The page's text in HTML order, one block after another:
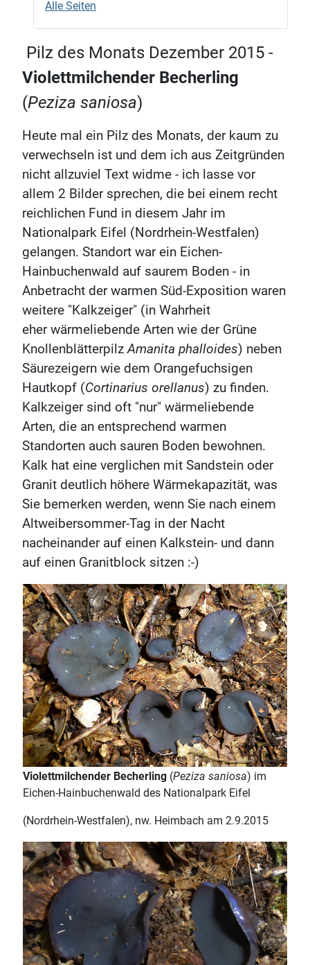
Alle Seiten
Pilz des Monats Dezember 2015 -
Violettmilchender Becherling
(Peziza saniosa)
Heute mal ein Pilz des Monats, der kaum zu
verwechseln ist und dem ich aus Zeitgründen
nicht allzuviel Text widme - ich lasse vor
allem 2 Bilder sprechen, die bei einem recht
reichlichen Fund in diesem Jahr im
Nationalpark Eifel (Nordrhein-Westfalen)
gelangen. Standort war ein Eichen-
Hainbuchenwald auf saurem Boden - in
Anbetracht der warmen Süd-Exposition waren
weitere "Kalkzeiger" (in Wahrheit
eher wärmeliebende Arten wie der Grüne
KnollenblätterpilzAmanita phalloides) neben
Säurezeigern wie dem Orangefuchsigen
Hautkopf (Cortinarius orellanus) zu finden.
Kalkzeiger sind oft "nur" wärmeliebende
Arten, die an entsprechend warmen
Standorten auch sauren Boden bewohnen.
Kalk hat eine verglichen mit Sandstein oder
Granit deutlich höhere Wärmekapazität, was
Sie bemerken werden, wenn Sie nach einem
Altweibersommer-Tag in der Nacht
nacheinander auf einen Kalkstein- und dann
auf einen Granitblock sitzen :-)
Violettmilchender Becherling (Peziza saniosa) im
Eichen-Hainbuchenwald des Nationalpark Eifel
(Nordrhein-Westfalen), nw. Heimbach am 2.9.2015